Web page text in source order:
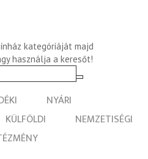
kategóriáját majd
használja a keresőt!
NYÁRI
KÜLFÖLDI
NEMZETISÉGI